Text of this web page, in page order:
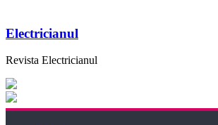
Electricianul
Revista Electricianul